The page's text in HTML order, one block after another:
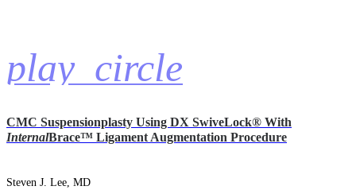
play_circle
CMC Suspensionplasty Using DX SwiveLock® With
InternalBrace™ Ligament Augmentation Procedure
Steven J. Lee, MD